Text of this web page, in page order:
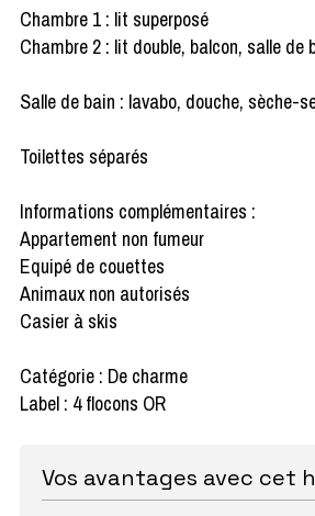
Chambre 1 : lit superposé
Chambre 2 : lit double, balcon, salle
Salle de bain : lavabo, douche, sèche-
Toilettes séparés
Informations complémentaires :
Appartement non fumeur
Equipé de couettes
Animaux non autorisés
Casier à skis
Catégorie : De charme
Label : 4 flocons OR
Vos avantages avec cet